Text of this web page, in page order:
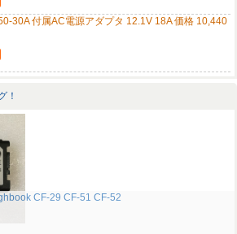
30A 付属AC電源アダプタ 12.1V 18A 価格 10,440
！
CF-29 CF-51 CF-52